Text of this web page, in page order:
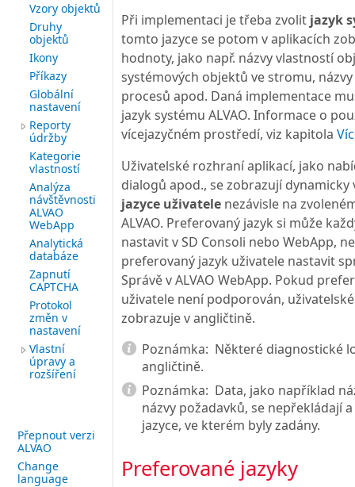
Vzory objektů
Druhy
objektů
Ikony
Příkazy
Globální
nastavení
Reporty
údržby
Kategorie
vlastností
Analýza
návštěvnosti
ALVAO
WebApp
Analytická
databáze
Zapnutí
CAPTCHA
Protokol
změn v
nastavení
Vlastní
úpravy a
rozšíření
Přepnout verzi
ALVAO
Change
language
Při implementaci je třeba zvolit jazyk
tomto jazyce se potom v aplikacích
hodnoty, jako např. názvy vlastností
systémových objektů ve stromu,
procesů apod. Daná implementace
jazyk systému ALVAO. Informace o
vícejazyčném prostředí, viz kapitola
Uživatelské rozhraní aplikací, jako
dialogů apod., se zobrazují dynamicky
jazyce uživatele nezávisle na
ALVAO. Preferovaný jazyk si může
nastavit v SD Consoli nebo WebApp,
preferovaný jazyk uživatele nastavit
Správě v ALVAO WebApp. Pokud
uživatele není podporován,
zobrazuje v angličtině.
Poznámka: Některé diagnostické
angličtině.
Poznámka: Data, jako například
názvy požadavků, se nepřekládají
jazyce, ve kterém byly zadány.
Preferované jazyky